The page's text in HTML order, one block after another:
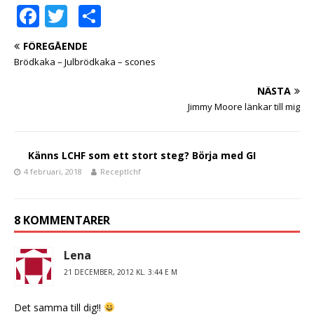
F
a
c
o
k
T
w
it a
FÖREGÅENDE
Brödkaka – Julbrödkaka – scones
NÄSTA
Jimmy Moore länkar till mig
Känns LCHF som ett stort steg? Börja med GI
4 februari, 2018 Receptlchf
8 KOMMENTARER
Lena
21 DECEMBER, 2012 KL. 3:44 E M
Det samma till dig!!